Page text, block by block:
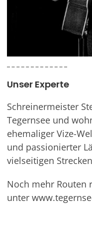
Unser Experte
Schreinermeister
Tegernsee und
ehemaliger Vize-
und passionierter
vielseitigen
Noch mehr Routen
unter